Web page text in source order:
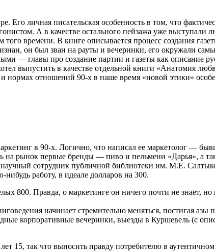
личная писательская особенность в том, что
А в качестве остального пейзажа уже выступали
времени. В книге описывается процесс создания
он был зван на рауты и вечеринки, его окружали
— главы про создание партии и газеты как описание
выпустить в качестве отдельной книги «Анатомия
отношений 90-х в наше время «новой этики»
в 90-х. Логично, что написал ее маркетолог —
рынок первые бренды — пиво и пельмени «Дарья», а
сотрудник публичной библиотеки им. М.Е.
работу, в идеале долларов на 300.
800. Правда, о маркетинге он ничего почти не знает,
начинает стремительно меняться, постигая
корпоративные вечеринки, выезды в Куршевель (с
15, так что выносить правду потребителю в